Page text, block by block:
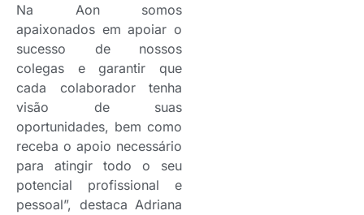
Na Aon somos
apaixonados em apoiar o
sucesso de nossos
colegas e garantir que
cada colaborador tenha
visão de suas
oportunidades, bem como
receba o apoio necessário
para atingir todo o seu
potencial profissional e
pessoal”, destaca Adriana